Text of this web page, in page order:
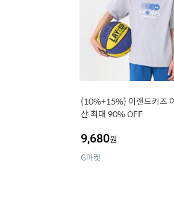
(10%+15%) 이랜드키즈
산 최대 90% OFF
9,680원
G마켓